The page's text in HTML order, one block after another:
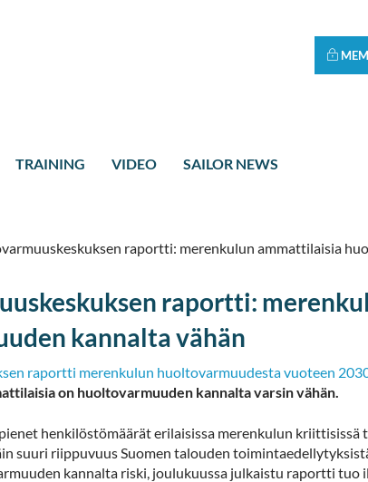
TRAINING VIDEO SAILOR NEWS
raportti: merenkulun ammattilaisia
raportti:
kannalta vähän
raportti merenkulun huoltovarmuudesta vuoteen
on huoltovarmuuden kannalta varsin vähän.
henkilöstömäärät erilaisissa merenkulun kriittisissä
suuri riippuvuus Suomen talouden
kannalta riski, joulukuussa julkaistu raportti tuo